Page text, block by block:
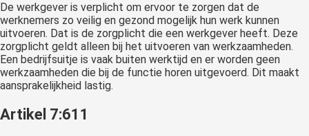
De werkgever is verplicht om ervoor te zorgen dat de
werknemers zo veilig en gezond mogelijk hun werk kunnen
uitvoeren. Dat is de zorgplicht die een werkgever heeft. Deze
zorgplicht geldt alleen bij het uitvoeren van werkzaamheden.
Een bedrijfsuitje is vaak buiten werktijd en er worden geen
werkzaamheden die bij de functie horen uitgevoerd. Dit maakt
aansprakelijkheid lastig.
Artikel 7:611